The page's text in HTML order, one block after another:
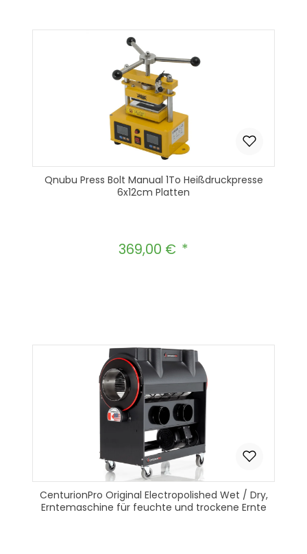
Qnubu Press Bolt Manual 1To Heißdruckpresse
6x12cm Platten
Regulärer Preis:
369,00 €
CenturionPro Original Electropolished Wet / Dry,
Erntemaschine für feuchte und trockene Ernte